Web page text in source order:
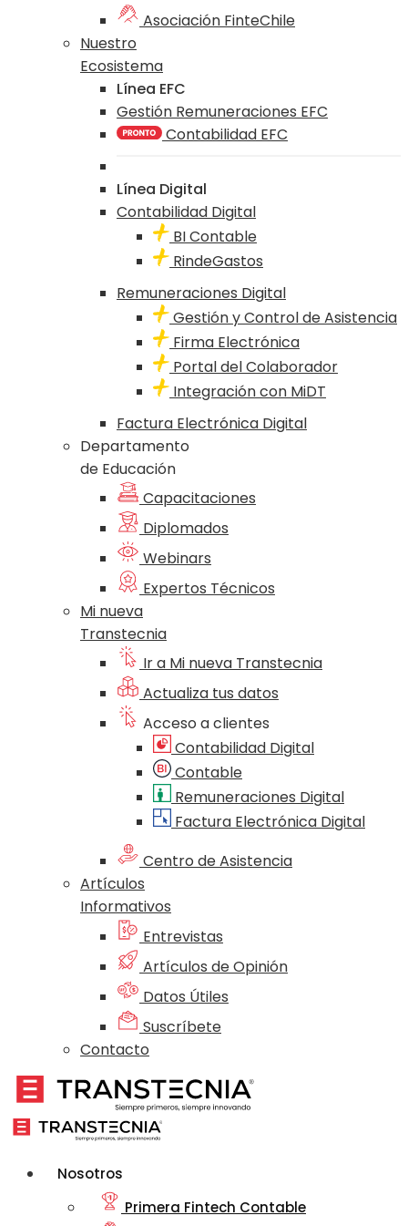
Asociación FinteChile
Nuestro
Ecosistema
Línea EFC
Gestión Remuneraciones EFC
Contabilidad EFC
Línea Digital
Contabilidad Digital
BI Contable
RindeGastos
Remuneraciones Digital
Gestión y Control de Asistencia
Firma Electrónica
Portal del Colaborador
Integración con MiDT
Factura Electrónica Digital
Departamento
de Educación
Capacitaciones
Diplomados
Webinars
Expertos Técnicos
Mi nueva
Transtecnia
Ir a Mi nueva Transtecnia
Actualiza tus datos
Acceso a clientes
Contabilidad Digital
Contable
Remuneraciones Digital
Factura Electrónica Digital
Centro de Asistencia
Artículos
Informativos
Entrevistas
Artículos de Opinión
Datos Útiles
Suscríbete
Contacto
Nosotros
Primera Fintech Contable